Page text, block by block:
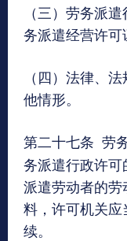
（三）劳务派
务派遣经营许可
（四）法律、
他情形。
第二十七条 劳
务派遣行政许
派遣劳动者的
料，许可机关
续。